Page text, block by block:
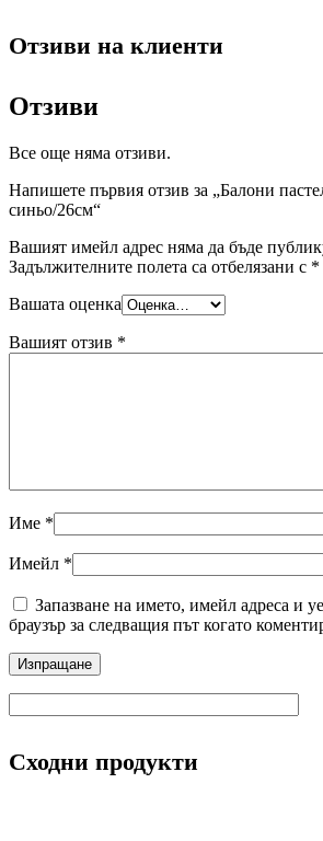
Отзиви на клиенти
Отзиви
Все още няма отзиви.
Напишете първия отзив за „Балони
синьо/26см“
Вашият имейл адрес няма да бъде
Задължителните полета са отбелязани с *
Вашата оценка
Вашият отзив *
Име *
Имейл *
Запазване на името, имейл адреса и
браузър за следващия път когато
Сходни продукти